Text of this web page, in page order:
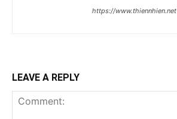
https://www.thiennhien.net
LEAVE A REPLY